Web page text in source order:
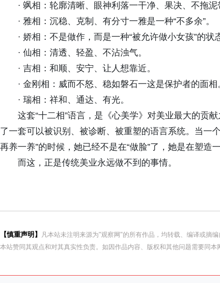
· 飒相：轮廓清晰、眼神利落一干净、果决、不拖
· 雅相：沉稳、克制、有分寸一雅是一种“不多余”。
· 娇相：不是做作，而是一种“被允许做小女孩”的状
· 仙相：清透、轻盈、不沾浊气。
· 吉相：和顺、安宁、让人想靠近。
· 金刚相：威而不怒、稳如磐石一这是保护者的面相
· 瑞相：祥和、通达、有光。
这套“十二相”语言，是《心美学》对美业最大的贡
了一套可以被识别、被诊断、被重塑的语言系统。当一
再养一养”的时候，她已经不是在“做脸”了，她是在塑造
而这，正是传统美业永远做不到的事情。
【慎重声明】
凡本站未注明来源为"观察网"的所有作品，均转载、编译或摘
本站赞同其观点和对其真实性负责。如因作品内容、版权和其他问题需要同本